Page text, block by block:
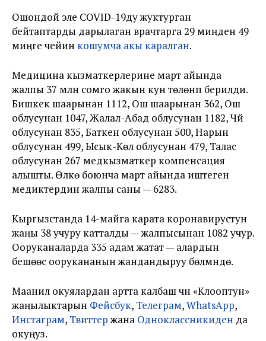
Ошондой эле COVID-19ду жуктурган
бейтаптарды дарылаган врачтарга 29 миңден 49
миңге чейин кошумча акы каралган.
Медицина кызматкерлерине март айында
жалпы 37 млн сомго жакын кун төлөнүп берилди.
Бишкек шаарынан 1112, Ош шаарынан 362, Ош
облусунан 1047, Жалал-Абад облусунан 1182, Чүй
облусунан 835, Баткен облусунан 500, Нарын
облусунан 499, Ысык-Көл облусунан 479, Талас
облусунан 267 медкызматкер компенсация
алышты. Өлкө боюнча март айында иштеген
медиктердин жалпы саны — 6283.
Кыргызстанда 14-майга карата коронавирустун
жаңы 38 учуру катталды — жалпысынан 1082 учур.
Ооруканаларда 335 адам жатат — алардын
бешөөсү оорукананын жандандыруу бөлүмүндө.
Маанилүү окуялардан артта калбаш үчүн «Клооптун»
жаңылыктарын Фейсбук, Телеграм,WhatsApp,
Инстаграм, Твиттержана Одноклассникиден да
окуңуз.